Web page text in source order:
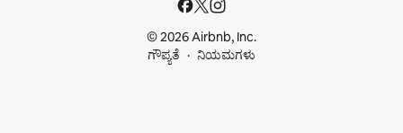
© 2026 Airbnb, Inc.
ಗೌಪ್ಯತೆ
ನಿಯಮಗಳು